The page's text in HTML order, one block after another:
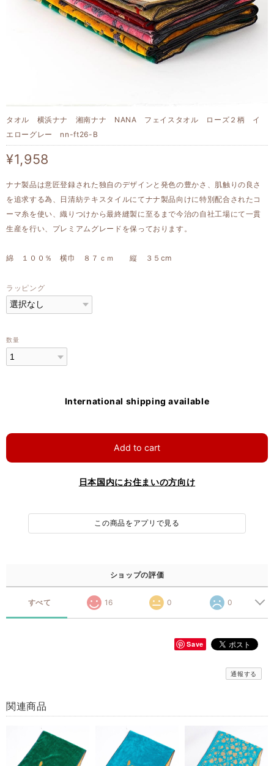
タオル 横浜ナナ 湘南ナナ NANA フェイスタオル ローズ２柄 イ
エローグレー nn-ft26-B
¥1,958
ナナ製品は意匠登録された独自のデザインと発色の豊かさ、肌触りの良さ
を追求する為、日清紡テキスタイルにてナナ製品向けに特別配合されたコ
ーマ糸を使い、織りつけから最終縫製に至るまで今治の自社工場にて一貫
生産を行い、プレミアムグレードを保っております。
綿 １００％ 横巾 ８７ｃｍ 縦 ３５cm
ラッピング
数量
International shipping available
Add to cart
日本国内にお住まいの方向け
この商品をアプリで見る
ショップの評価
すべて 16 0 0
Save
通報する
関連商品